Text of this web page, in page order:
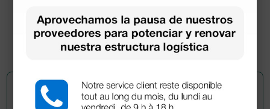
Declaración de conformidad